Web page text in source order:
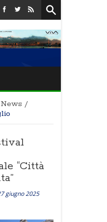
News /
“Città
giugno 2025